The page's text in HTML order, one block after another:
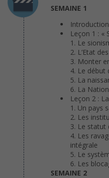
SEMAINE 1
Leçon 1 : «
Le
L’Etat
Monter
Le début
La
La
Leçon 2 :
Un pays
Les
Le statut
Les
intégrale
Le
Les
SEMAINE 2